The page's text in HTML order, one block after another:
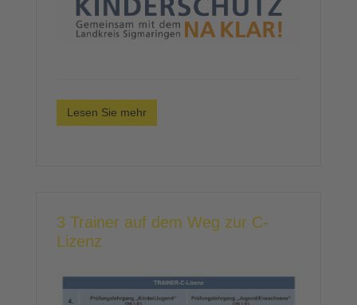
Lesen Sie mehr
3 Trainer auf dem Weg zur C-
Lizenz